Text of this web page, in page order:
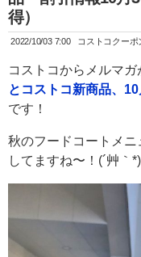
得）
2022/10/03 7:00 コストコクーポ
コストコからメルマガ
とコストコ新商品、
です！
秋のフードコートメニ
してますね〜！(´艸｀*)